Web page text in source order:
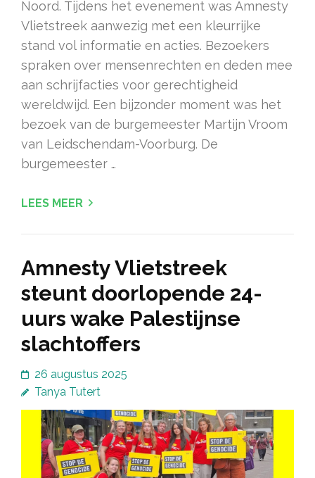
Noord. Tijdens het evenement was Amnesty
Vlietstreek aanwezig met een kleurrijke
stand vol informatie en acties. Bezoekers
spraken over mensenrechten en deden mee
aan schrijfacties voor gerechtigheid
wereldwijd. Een bijzonder moment was het
bezoek van de burgemeester Martijn Vroom
van Leidschendam-Voorburg. De
burgemeester …
LEES MEER
Amnesty Vlietstreek
steunt doorlopende 24-
uurs wake Palestijnse
slachtoffers
26 augustus 2025
Tanya Tutert